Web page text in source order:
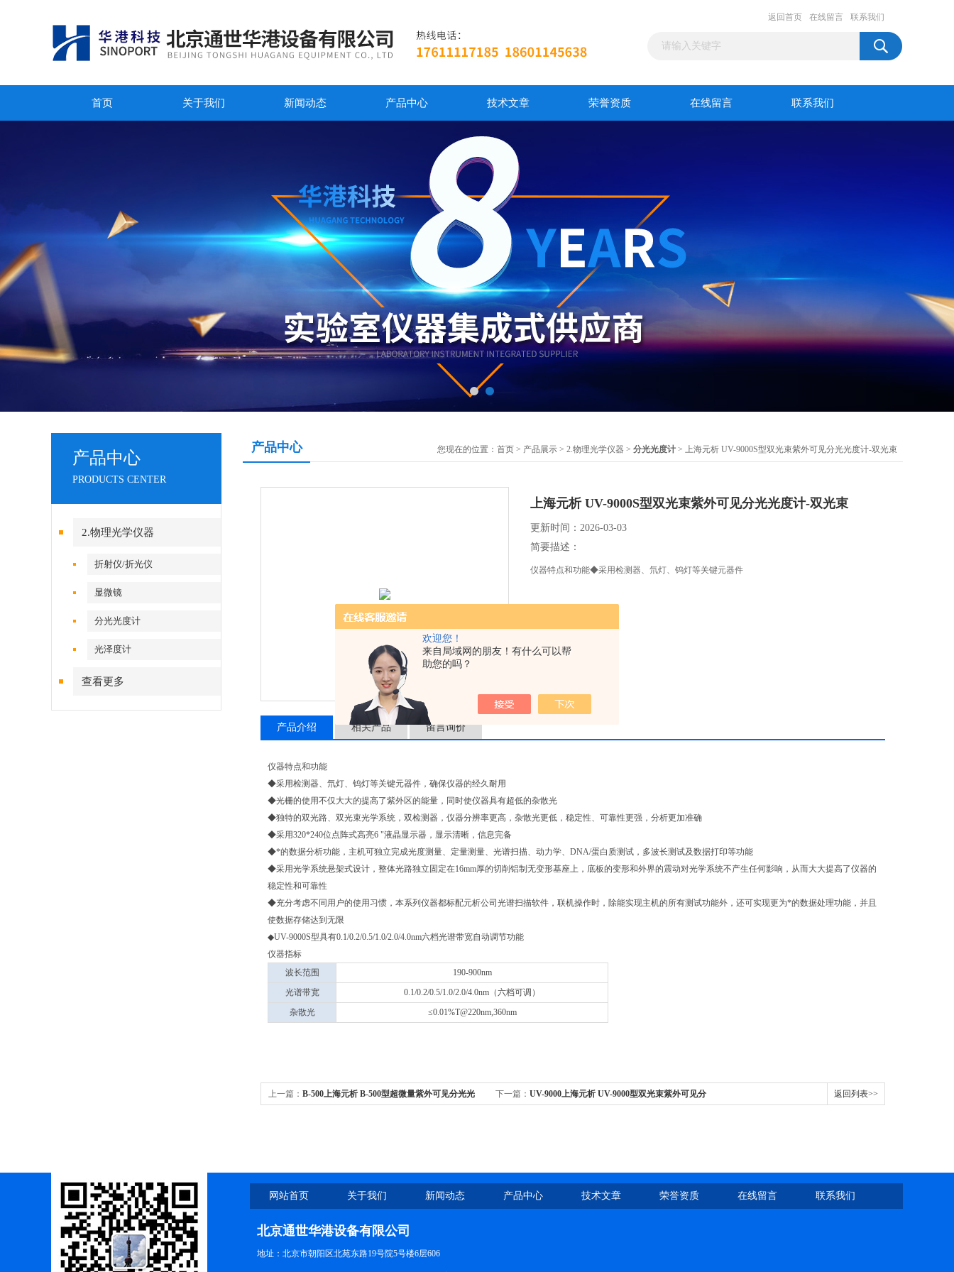
欢迎您！
来自局域网的朋友！有什么可以帮
助您的吗？
返回首页 在线留言 联系我们
首页 关于我们 新闻动态 产品中心 技术文章 荣誉资质 在线留言 联系我们
产品中心
PRODUCTS CENTER
2.物理光学仪器
折射仪/折光仪
显微镜
分光光度计
光泽度计
查看更多
产品中心 您现在的位置： 首页 > 产品展示 > 2.物理光学仪器 > 分光光度计 > 上海元析 UV-9000S型双光束紫外可见分光光度计-双光束
上海元析 UV-9000S型双光束紫外可见分光光度计-双光束
更新时间：2026-03-03
简要描述：
仪器特点和功能◆采用检测器、氘灯、钨灯等关键元器件
产品介绍 相关产品 留言询价
仪器特点和功能
◆采用检测器、氘灯、钨灯等关键元器件，确保仪器的经久耐用
◆光栅的使用不仅大大的提高了紫外区的能量，同时使仪器具有超低的杂散光
◆独特的双光路、双光束光学系统，双检测器，仪器分辨率更高，杂散光更低，稳定性、可靠性更强，分析更加准确
◆采用320*240位点阵式高亮6 "液晶显示器，显示清晰，信息完备
◆*的数据分析功能，主机可独立完成光度测量、定量测量、光谱扫描、动力学、DNA/蛋白质测试，多波长测试及数据打印等功能
◆采用光学系统悬架式设计，整体光路独立固定在16mm厚的切削铝制无变形基座上，底板的变形和外界的震动对光学系统不产生任何影响，从而大大提高了仪器的
稳定性和可靠性
◆充分考虑不同用户的使用习惯，本系列仪器都标配元析公司光谱扫描软件，联机操作时，除能实现主机的所有测试功能外，还可实现更为*的数据处理功能，并且
使数据存储达到无限
◆UV-9000S型具有0.1/0.2/0.5/1.0/2.0/4.0nm六档光谱带宽自动调节功能
仪器指标
波长范围
190-900nm
光谱带宽
0.1/0.2/0.5/1.0/2.0/4.0nm（六档可调）
杂散光
≤0.01%T@220nm,360nm
上一篇： B-500上海元析 B-500型超微量紫外可见分光光 下一篇： UV-9000上海元析 UV-9000型双光束紫外可见分 返回列表>>
网站首页 关于我们 新闻动态 产品中心 技术文章 荣誉资质 在线留言 联系我们
北京通世华港设备有限公司
地址：北京市朝阳区北苑东路19号院5号楼6层606